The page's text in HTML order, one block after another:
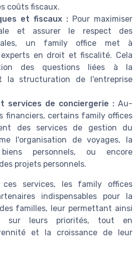
coûts fiscaux.
et fiscaux : Pour maximiser
et assurer le respect des
un family office met à
en droit et fiscalité. Cela
des questions liées à la
la structuration de l'entreprise
services de conciergerie : Au-
financiers, certains family offices
des services de gestion du
l'organisation de voyages, la
personnels, ou encore
projets personnels.
services, les family offices
indispensables pour la
familles, leur permettant ainsi
sur leurs priorités, tout en
et la croissance de leur